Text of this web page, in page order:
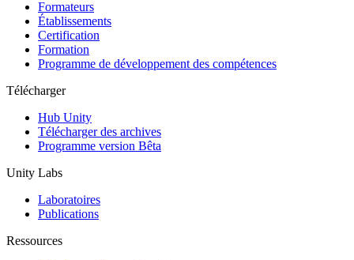
Jeux XR
Lancez des jeux XR sur plusieurs plateformes
Jeux multijoueur
Simplifiez le développement de jeux multijoueurs
Formateurs
Établissements
Certification
Formation
Programme de développement des compétences
Télécharger
Hub Unity
Télécharger des archives
Programme version Bêta
Unity Labs
Laboratoires
Publications
Ressources